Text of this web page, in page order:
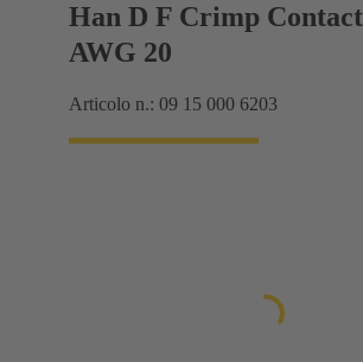
Han D F Crimp
AWG 20
Articolo n.: 09 15 000 6203